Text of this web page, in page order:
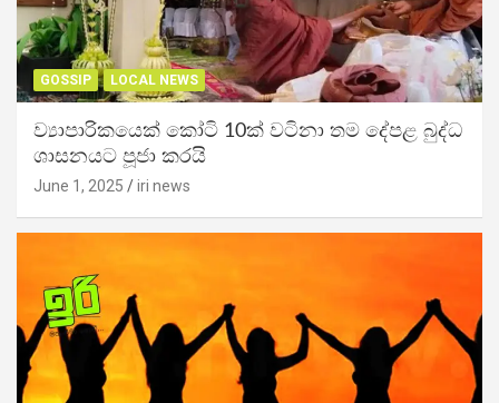
GOSSIP LOCAL NEWS
ව්‍යාපාරිකයෙක් කෝටි 10ක් වටිනා තම දේපළ බුද්ධ
ශාසනයට පූජා කරයි
June 1, 2025 iri news